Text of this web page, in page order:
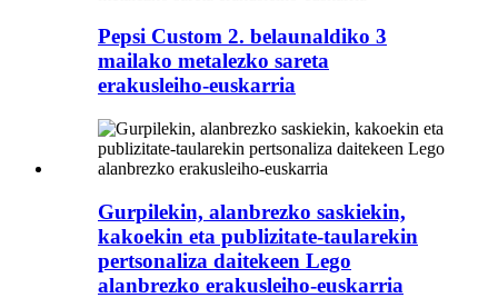
Pepsi Custom 2. belaunaldiko 3
mailako metalezko sareta
erakusleiho-euskarria
Gurpilekin, alanbrezko saskiekin,
kakoekin eta publizitate-taularekin
pertsonaliza daitekeen Lego
alanbrezko erakusleiho-euskarria